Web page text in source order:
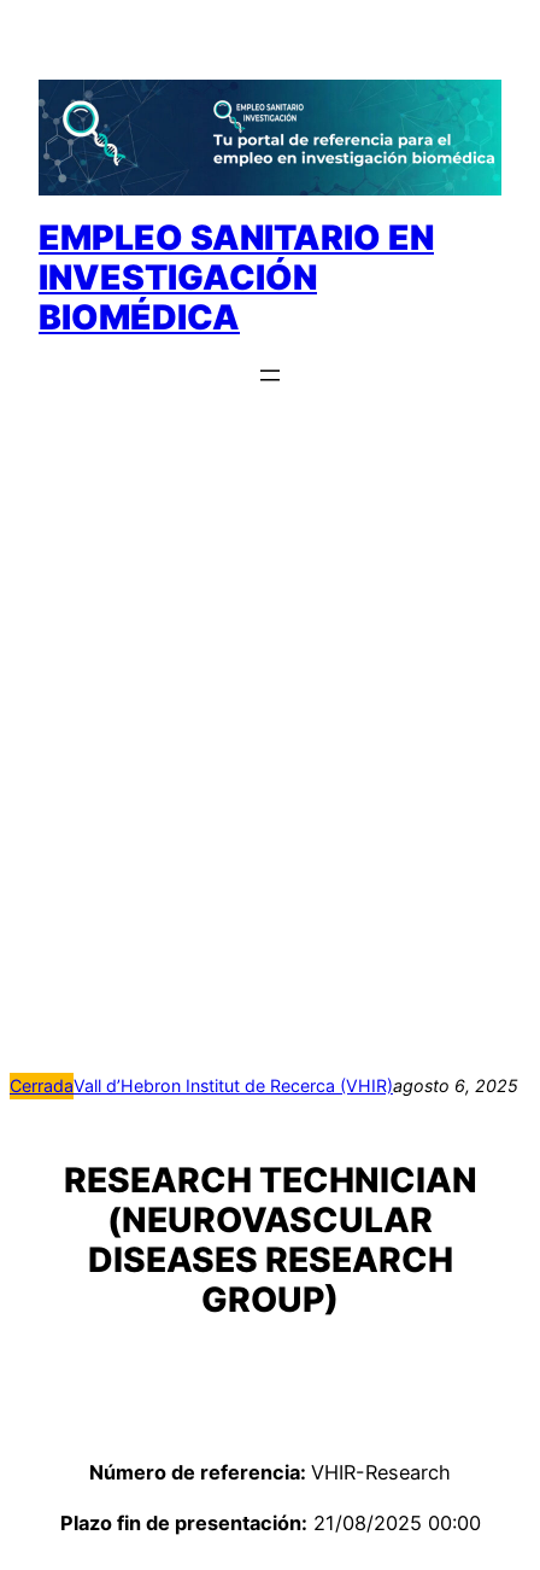
contenido
EMPLEO SANITARIO EN
INVESTIGACIÓN
BIOMÉDICA
CerradaVall d’Hebron Institut de Recerca (VHIR)agosto 6, 2025
RESEARCH TECHNICIAN
(NEUROVASCULAR
DISEASES RESEARCH
GROUP)
Número de referencia: VHIR-Research
Plazo fin de presentación: 21/08/2025 00:00